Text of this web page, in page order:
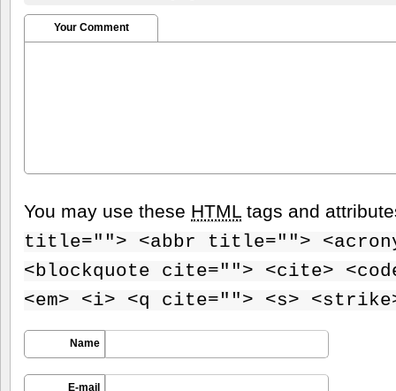
Your Comment
You may use these HTML tags and
title=""> <abbr title="">
<blockquote cite=""> <cite>
<em> <i> <q cite=""> <s>
Name
E-mail